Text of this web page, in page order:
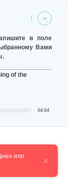
в поле
Вами
of the
04:04
или